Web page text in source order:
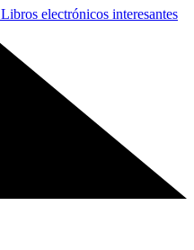
Libros electrónicos interesantes